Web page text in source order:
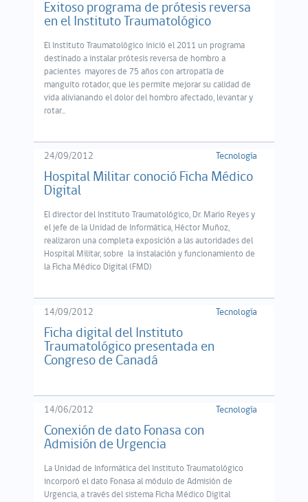
Exitoso programa de prótesis reversa
en el Instituto Traumatológico
El Instituto Traumatológico inició el 2011 un programa
destinado a instalar prótesis reversa de hombro a
pacientes mayores de 75 años con artropatía de
manguito rotador, que les permite mejorar su calidad de
vida alivianando el dolor del hombro afectado, levantar y
rotar...
24/09/2012 Tecnología
Hospital Militar conoció Ficha Médico
Digital
El director del Instituto Traumatológico, Dr. Mario Reyes y
el jefe de la Unidad de Informática, Héctor Muñoz,
realizaron una completa exposición a las autoridades del
Hospital Militar, sobre la instalación y funcionamiento de
la Ficha Médico Digital (FMD)
14/09/2012 Tecnología
Ficha digital del Instituto
Traumatológico presentada en
Congreso de Canadá
14/06/2012 Tecnología
Conexión de dato Fonasa con
Admisión de Urgencia
La Unidad de Informática del Instituto Traumatológico
incorporó el dato Fonasa al módulo de Admisión de
Urgencia, a través del sistema Ficha Médico Digital